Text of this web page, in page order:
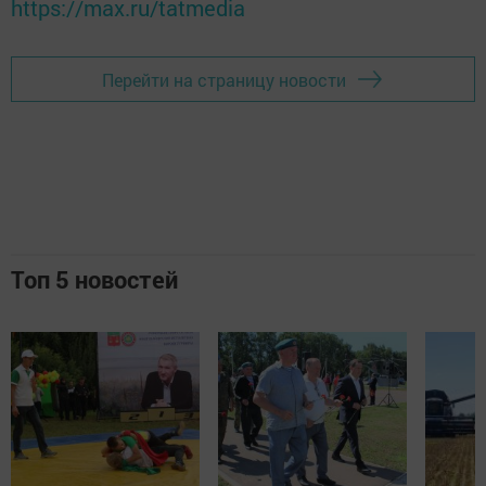
https://max.ru/tatmedia
Перейти на страницу новости
Топ 5 новостей